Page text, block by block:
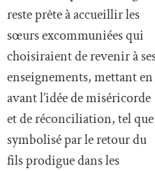
reste prête à accueillir les
sœurs excommuniées qui
choisiraient de revenir à
enseignements, mettant en
avant l’idée de miséricorde
et de réconciliation, tel que
symbolisé par le retour du
fils prodigue dans les